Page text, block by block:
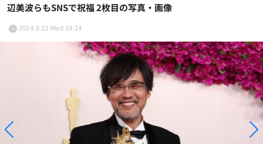
辺美波らもSNSで祝福 2枚目の写真・画像
2024.3.13 Wed 19:14